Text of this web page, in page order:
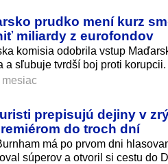
prudko mení kurz
miliardy z eurofondov
komisia odobrila vstup
a sľubuje tvrdší boj proti korupcii.
prepisujú dejiny v
do troch dní
má po prvom dni
súperov a otvoril si cestu do